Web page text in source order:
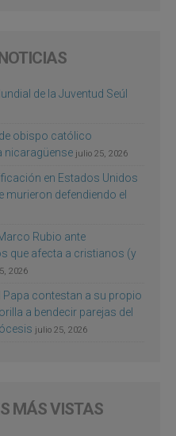
de la Juventud Seúl
obispo católico
nicaragüense julio 25, 2026
en Estados Unidos
murieron defendiendo el
Rubio ante
que afecta a cristianos (y
2026
Papa contestan a su propio
a bendecir parejas del
julio 25, 2026
MÁS VISTAS